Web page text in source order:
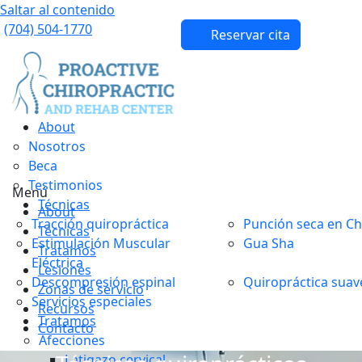
Saltar al contenido
(704) 504-1770
Reservar cita
About
Nosotros
Beca
Testimonios
Técnicas
Tracción quiropráctica
Punción seca en
Estimulación Muscular
Eléctrica
Gua Sha
Descompresión espinal
Quiropráctica
Servicios especiales
Tratamos
Afecciones
Menú
About
Técnicas
Tratamos
Lesiones
Zonas de servicio
Recursos
Contacto